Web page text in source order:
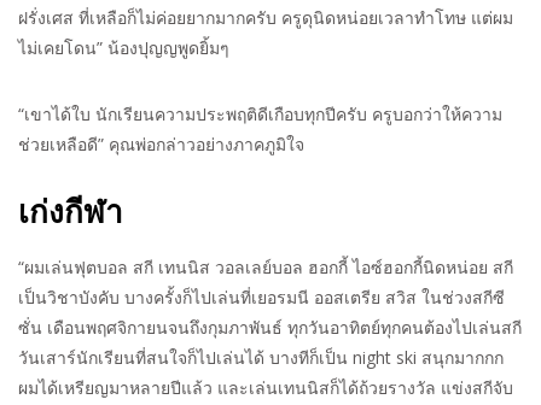
ฝรั่งเศส ที่เหลือก็ไม่ค่อยยากมากครับ ครูดุนิดหน่อยเวลาทำโทษ แต่ผม
ไม่เคยโดน” น้องปุญญพูดยิ้มๆ
“เขาได้ใบ นักเรียนความประพฤติดีเกือบทุกปีครับ ครูบอกว่าให้ความ
ช่วยเหลือดี” คุณพ่อกล่าวอย่างภาคภูมิใจ
เก่งกีฬา
“ผมเล่นฟุตบอล สกี เทนนิส วอลเลย์บอล ฮอกกี้ ไอซ์ฮอกกี้นิดหน่อย สกี
เป็นวิชาบังคับ บางครั้งก็ไปเล่นที่เยอรมนี ออสเตรีย สวิส ในช่วงสกีซี
ซั่น เดือนพฤศจิกายนจนถึงกุมภาพันธ์ ทุกวันอาทิตย์ทุกคนต้องไปเล่นสกี
วันเสาร์นักเรียนที่สนใจก็ไปเล่นได้ บางทีก็เป็น night ski สนุกมากกก
ผมได้เหรียญมาหลายปีแล้ว และเล่นเทนนิสก็ได้ถ้วยรางวัล แข่งสกีจับ